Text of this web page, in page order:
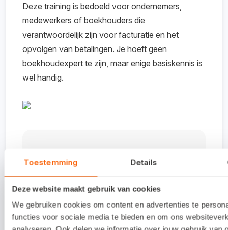
Toestemming Details
Deze website maakt gebruik van cookies
We gebruiken cookies om content en advertenties te
functies voor sociale media te bieden en om ons
Deze training is bedoeld voor ondernemers,
medewerkers of boekhouders die
verantwoordelijk zijn voor facturatie en het
opvolgen van betalingen. Je hoeft geen
boekhoudexpert te zijn, maar enige basiskennis is
wel handig.
Voor 425,- (excl. btw) krijg je een
complete training, inclusief koffie,
thee, lunch en lesmateriaal.